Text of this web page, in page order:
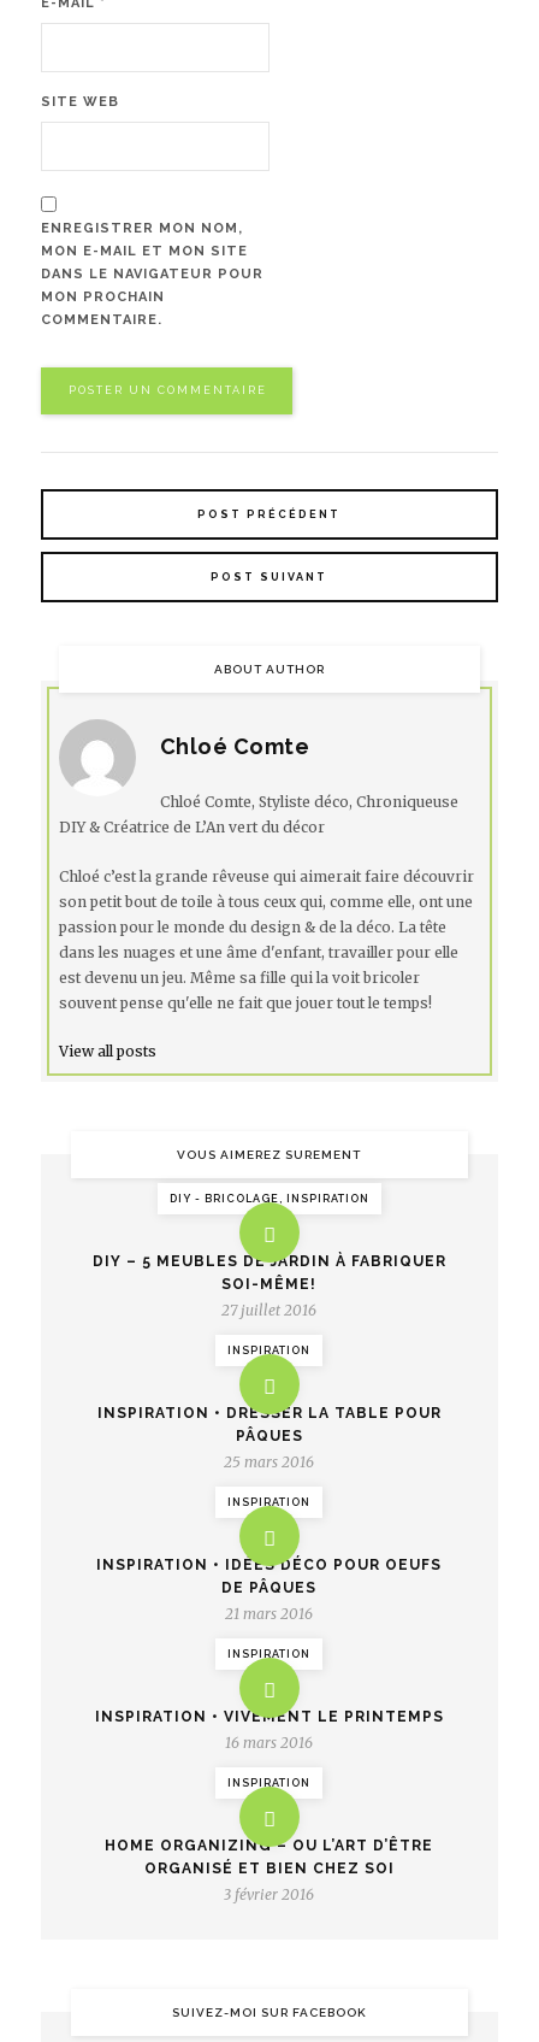
SITE WEB
ENREGISTRER MON NOM,
MON E-MAIL ET MON SITE
DANS LE NAVIGATEUR POUR
MON PROCHAIN
COMMENTAIRE.
POST PRÉCÉDENT
POST SUIVANT
ABOUT AUTHOR
Chloé Comte
Chloé Comte, Styliste déco, Chroniqueuse
DIY & Créatrice de L’An vert du décor
Chloé c’est la grande rêveuse qui aimerait faire découvrir
son petit bout de toile à tous ceux qui, comme elle, ont une
passion pour le monde du design & de la déco. La tête
dans les nuages et une âme d'enfant, travailler pour elle
est devenu un jeu. Même sa fille qui la voit bricoler
souvent pense qu'elle ne fait que jouer tout le temps!
View all posts
VOUS AIMEREZ SUREMENT
DIY - BRICOLAGE, INSPIRATION
DIY – 5 MEUBLES DE JARDIN À FABRIQUER
SOI-MÊME!
27 juillet 2016
INSPIRATION
INSPIRATION • DRESSER LA TABLE POUR
PÂQUES
25 mars 2016
INSPIRATION
INSPIRATION • IDÉES DÉCO POUR OEUFS
DE PÂQUES
21 mars 2016
INSPIRATION
INSPIRATION • VIVEMENT LE PRINTEMPS
16 mars 2016
INSPIRATION
HOME ORGANIZING – OU L’ART D’ÊTRE
ORGANISÉ ET BIEN CHEZ SOI
3 février 2016
SUIVEZ-MOI SUR FACEBOOK